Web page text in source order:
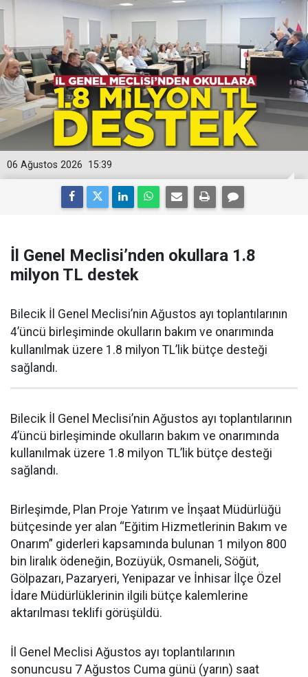
15:39
06 Ağustos 2026
İl Genel Meclisi’nden okullara 1.8
milyon TL destek
Bilecik İl Genel Meclisi’nin Ağustos ayı toplantılarının
4’üncü birleşiminde okulların bakım ve onarımında
kullanılmak üzere 1.8 milyon TL’lik bütçe desteği
sağlandı.
Bilecik İl Genel Meclisi’nin Ağustos ayı toplantılarının
4’üncü birleşiminde okulların bakım ve onarımında
kullanılmak üzere 1.8 milyon TL’lik bütçe desteği
sağlandı.
Birleşimde, Plan Proje Yatırım ve İnşaat Müdürlüğü
bütçesinde yer alan “Eğitim Hizmetlerinin Bakım ve
Onarım” giderleri kapsamında bulunan 1 milyon 800
bin liralık ödeneğin, Bozüyük, Osmaneli, Söğüt,
Gölpazarı, Pazaryeri, Yenipazar ve İnhisar İlçe Özel
İdare Müdürlüklerinin ilgili bütçe kalemlerine
aktarılması teklifi görüşüldü.
İl Genel Meclisi Ağustos ayı toplantılarının
sonuncusu 7 Ağustos Cuma günü (yarın) saat